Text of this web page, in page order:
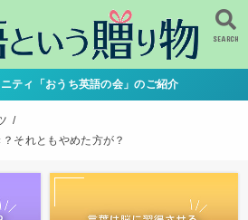
SEARCH
ティ「おうち英語の会」のご紹介
それともやめた方が？